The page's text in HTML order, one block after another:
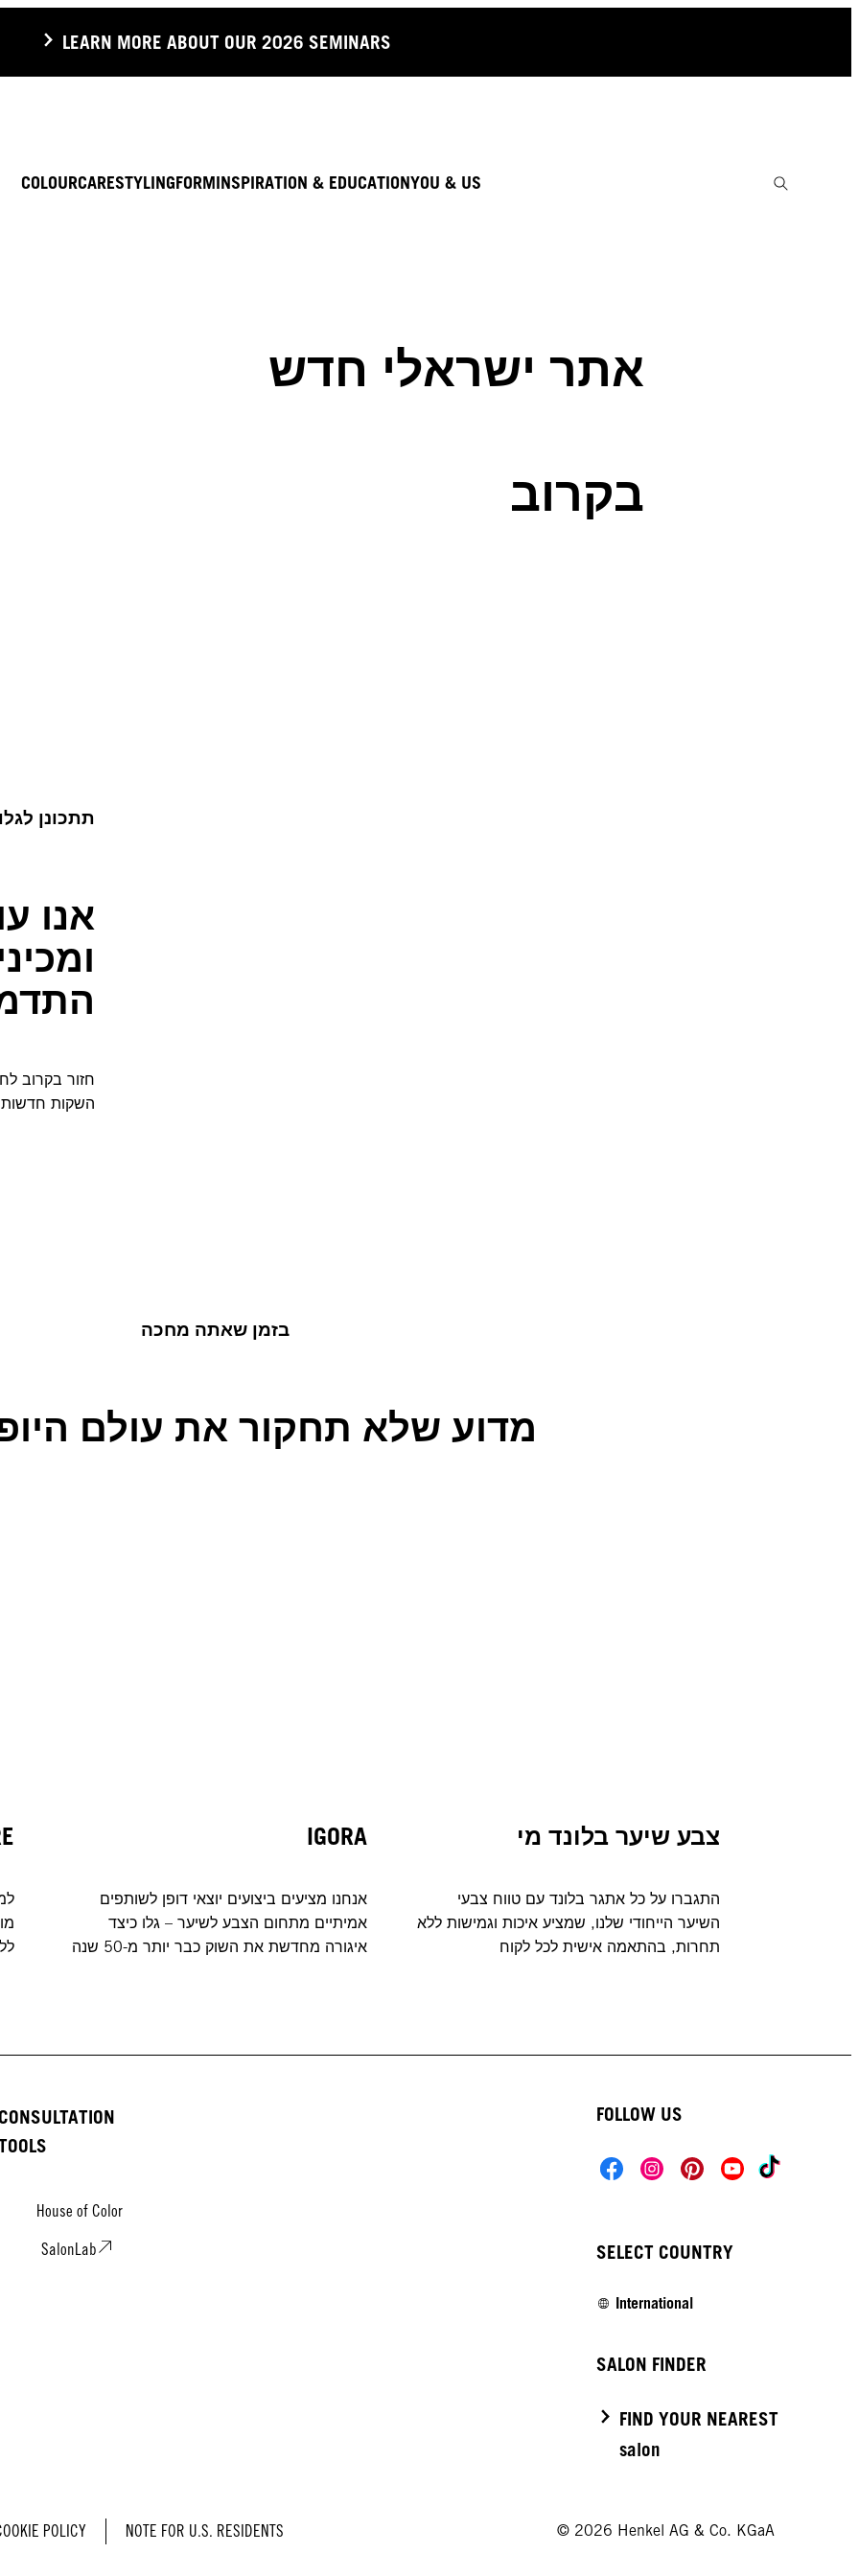
LEARN MORE ABOUT OUR 2026 SEMINARS
COLOURCARESTYLINGFORMINSPIRATION & EDUCATIONYOU & US
אתר ישראלי חדש
בקרוב
תתכונן
אנו
חזור בקרוב
השקות חדשות
בזמן שאתה מחכה
מדוע שלא תחקור את עולם
IGORA
אנחנו מציעים ביצועים יוצאי דופן לשותפים
אמיתיים מתחום הצבע לשיער – גלו כיצד
איגורה מחדשת את השוק כבר יותר מ-50 שנה
צבע שיער בלונד מי
התגברו על כל אתגר בלונד עם טווח צבעי
השיער הייחודי שלנו, שמציע איכות וגמישות ללא
תחרות, בהתאמה אישית לכל לקוח
House of Color
SalonLab
FOLLOW US
SELECT COUNTRY
International
SALON FINDER
FIND YOUR NEAREST
salon
POLICY NOTE FOR U.S. RESIDENTS © 2026 Henkel AG & Co. KGaA